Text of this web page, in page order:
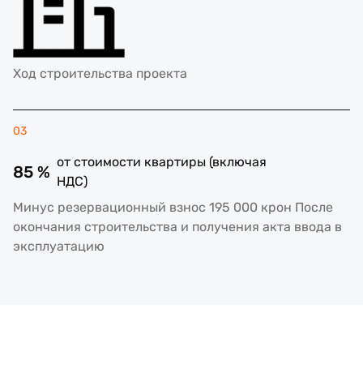
Ход строительства проекта
03
85 %
от стоимости квартиры (включая
НДС)
Минус резервационный взнос 195 000 крон После
окончания строительства и получения акта ввода в
эксплуатацию